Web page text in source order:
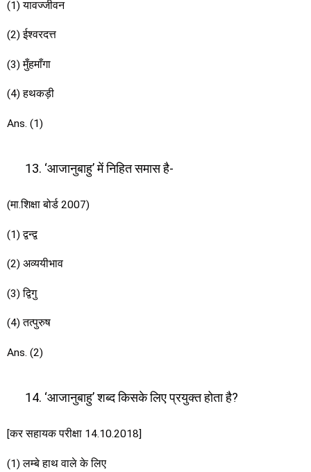
(1) यावज्जीवन
(2) ईश्वरदत्त
(3) मुँहमाँगा
(4) हथकड़ी
Ans. (1)
‘आजानुबाहु’ में निहित समास है-
(मा.शिक्षा बोर्ड 2007)
(1) द्वन्द्व
(2) अव्ययीभाव
(3) द्विगु
(4) तत्पुरुष
Ans. (2)
‘आजानुबाहु’ शब्द किसके लिए प्रयुक्त होता है?
[कर सहायक परीक्षा 14.10.2018]
(1) लम्बे हाथ वाले के लिए